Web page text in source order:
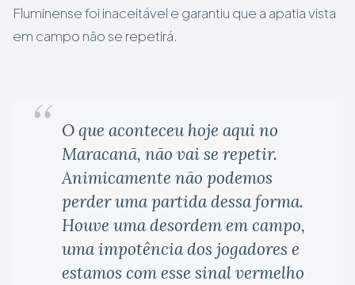
Fluminense foi inaceitável e garantiu que a apatia vista
em campo não se repetirá.
O que aconteceu hoje aqui no
Maracanã, não vai se repetir.
Animicamente não podemos
perder uma partida dessa forma.
Houve uma desordem em campo,
uma impotência dos jogadores e
estamos com esse sinal vermelho